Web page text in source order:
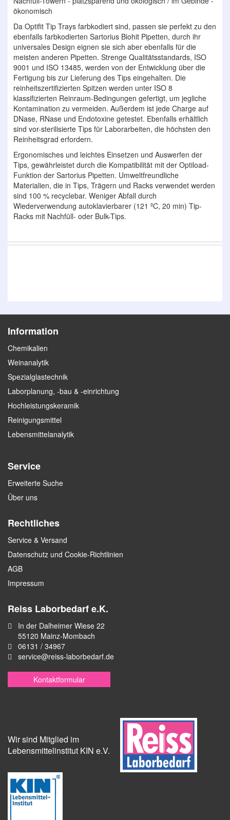
ökonomisch
Da Optifit Tip Trays farbkodiert sind, passen sie perfekt zu den
ebenfalls farbkodierten Sartorius Biohit Pipetten, durch ihr
universales Design eignen sie sich aber ebenfalls für die
meisten anderen Pipetten. Strenge Qualitätsstandards, ISO
9001 und ISO 13485, werden von der Entwicklung über die
Fertigung bis zur Lieferung des Tips eingehalten. Die
reinheitszertifizierten Spitzen werden unter ISO 8
klassifizierten Reinraum-Bedingungen gefertigt, um jegliche
Kontamination zu vermeiden. Außerdem ist jede Charge auf
DNase, RNase und Endotoxine getestet. Ebenfalls erhältlich
sind vor-sterilisierte Tips für Laborarbeiten, die höchsten den
Reinheitsgrad erfordern.
Ergonomisches und leichtes Einsetzen und Auswerfen der
Tips, gewährleistet durch die Kompatibilität mit der Optiload-
Funktion der Sartorius Pipetten. Umweltfreundliche
Materialien, die in Tips, Trägern und Racks verwendet werden
sind 100 % recyclebar. Weniger Abfall durch
Wiederverwendung autoklavierbarer (121 ºC, 20 min) Tip-
Racks mit Nachfüll- oder Bulk-Tips.
Information
Chemikalien
Weinanalytik
Spezialglastechnik
Laborplanung, -bau & -einrichtung
Hochleistungskeramik
Reinigungsmittel
Lebensmittelanalytik
Service
Erweiterte Suche
Über uns
Rechtliches
Service & Versand
Datenschutz und Cookie-Richtlinien
AGB
Impressum
Reiss Laborbedarf e.K.
In der Dalheimer Wiese 22
55120 Mainz-Mombach
06131 / 34967
service@reiss-laborbedarf.de
Kontaktformular
Wir sind Mitglied im
Lebensmittelinstitut KIN e.V.